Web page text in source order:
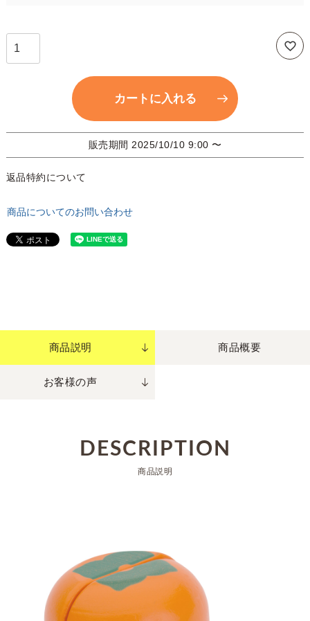
カートに入れる
販売期間 2025/10/10 9:00 〜
返品特約について
商品についてのお問い合わせ
商品説明 商品概要
お客様の声
DESCRIPTION
商品説明